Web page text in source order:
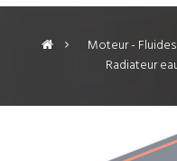
> Moteur -
Radiateur